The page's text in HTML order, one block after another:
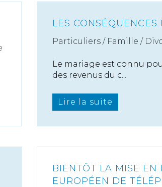
LES
Particuliers / Famille /
Le mariage est connu
des revenus du c...
Lire la suite
BIENTÔT LA MISE EN
EUROPÉEN DE